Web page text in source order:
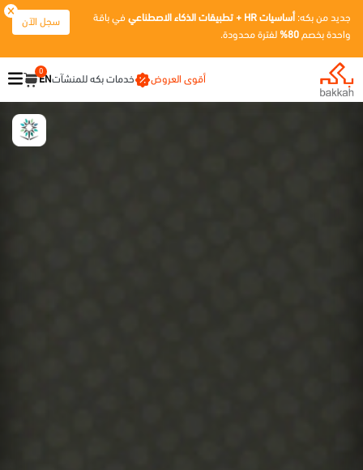
جديد من بكه: أساسيات HR + تطبيقات الذكاء الاصطناعي
في باقة
واحدة بخصم 80% لفترة محدودة.
سجل الآن
أقوى العروض خدمات بكه للمنشآتEN
0